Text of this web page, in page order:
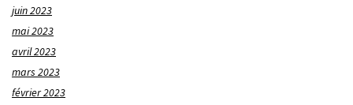
juin 2023
mai 2023
avril 2023
mars 2023
février 2023